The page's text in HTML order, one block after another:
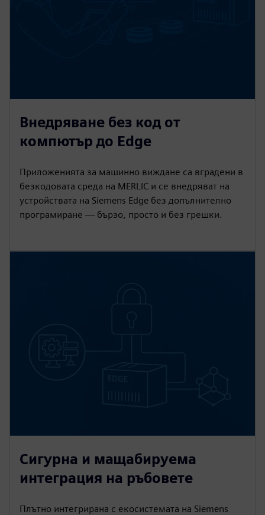
Внедряване без код от
компютър до Edge
Приложенията за машинно виждане са вградени в
безкодовата среда на MERLIC и се внедряват на
устройствата на Siemens Edge без допълнително
програмиране — бързо, просто и без грешки.
Сигурна и мащабируема
интеграция на ръбовете
Плътно интегрирана с екосистемата на Siemens